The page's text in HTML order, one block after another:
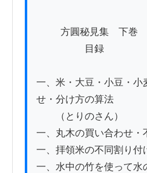
目録
一、米・大豆・小豆・小
せ・分け方の算法
（とりのさん）
一、丸木の買い合わせ・
一、拝領米の不同割り付
一、水中の竹を使って水